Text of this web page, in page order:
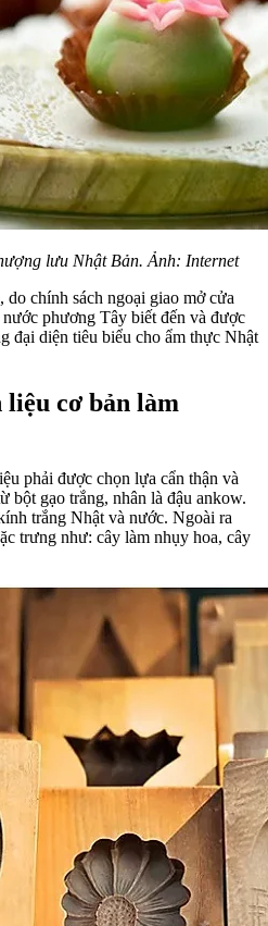
lưu Nhật Bản. Ảnh: Internet
chính sách ngoại giao mở cửa
phương Tây biết đến và được
đại diện tiêu biểu cho ẩm thực Nhật
liệu cơ bản làm
phải được chọn lựa cẩn thận và
bột gạo trắng, nhân là đậu ankow.
trắng Nhật và nước. Ngoài ra
trưng như: cây làm nhụy hoa, cây